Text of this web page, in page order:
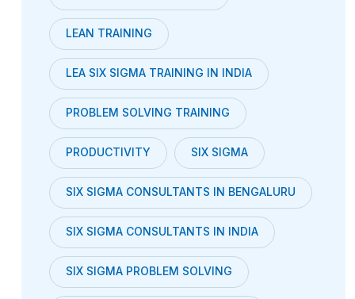
LEAN TRAINING
LEA SIX SIGMA TRAINING IN INDIA
PROBLEM SOLVING TRAINING
PRODUCTIVITY SIX SIGMA
SIX SIGMA CONSULTANTS IN BENGALURU
SIX SIGMA CONSULTANTS IN INDIA
SIX SIGMA PROBLEM SOLVING